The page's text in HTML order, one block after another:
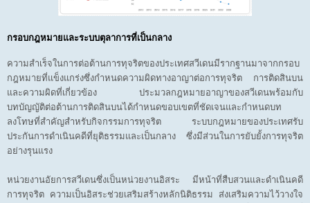
กรอบกฎหมายและระบบตุลาการที่เป็นกลาง
ความสำเร็จในการต่อต้านการทุจริตของประเทศสวีเดนมีรากฐานมาจากกรอบ
กฎหมายที่แข็งแกร่งซึ่งกำหนดความผิดทางอาญาต่อการทุจริต การติดสินบน
และความผิดที่เกี่ยวข้อง ประมวลกฎหมายอาญาของสวีเดนพร้อมกับ
บทบัญญัติต่อต้านการติดสินบนได้กำหนดขอบเขตที่ชัดเจนและกำหนดบท
ลงโทษที่สำคัญสำหรับกิจกรรมการทุจริต ระบบกฎหมายของประเทศรับ
ประกันการดำเนินคดีที่ยุติธรรมและเป็นกลาง ซึ่งมีส่วนในการยับยั้งการทุจริต
อย่างรุนแรง
หน่วยงานอัยการสวีเดนซึ่งเป็นหน่วยงานอิสระ มีหน้าที่สืบสวนและดำเนินคดี
การทุจริต ความเป็นอิสระช่วยเสริมสร้างหลักนิติธรรม ส่งเสริมความไว้วางใจ